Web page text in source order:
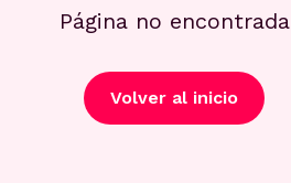
Página no encontrada
Volver al inicio